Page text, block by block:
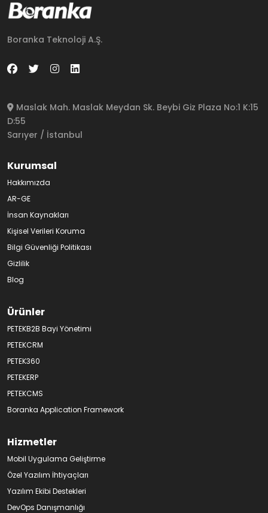
Boranka Teknoloji A.Ş.
Maslak Mah. Maslak Meydan Sk. Beybi Giz Plaza No:1 K:15
D:55
Sarıyer / İstanbul
Kurumsal
Hakkımızda
AR-GE
İnsan Kaynakları
Kişisel Verileri Koruma
Bilgi Güvenliği Politikası
Gizlilik
Blog
Ürünler
PETEKB2B Bayi Yönetimi
PETEKCRM
PETEK360
PETEKERP
PETEKCMS
Boranka Application Framework
Hizmetler
Mobil Uygulama Geliştirme
Özel Yazılım İhtiyaçları
Yazılım Ekibi Destekleri
DevOps Danışmanlığı